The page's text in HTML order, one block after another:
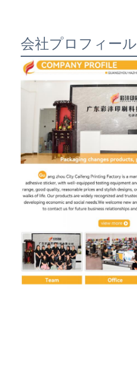
会社プロフィール